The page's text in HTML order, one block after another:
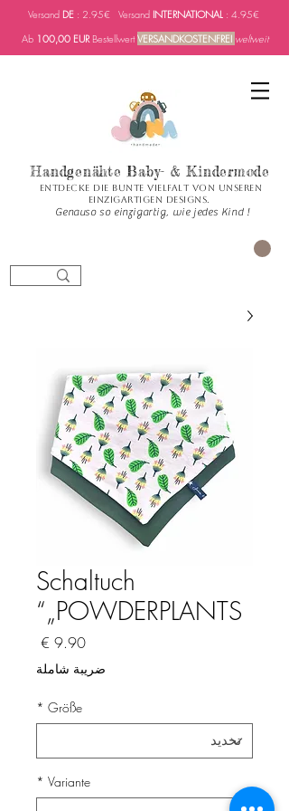
Versand DE : 2.95€ Versand INTERNATIONAL : 4.95€
Ab 100,00 EURBestellwertVERSANDKOSTENFREI weltweit
Handgenähte Baby- & Kindermode
Entdecke die bunte Vielfalt von unseren
einzigartigen Designs.
Genauso so einzigartig, wie jedes Kind !
Schaltuch
„POWDERPLANTS“
السعر
ضريبة شاملة
Größe
*
Variante
*